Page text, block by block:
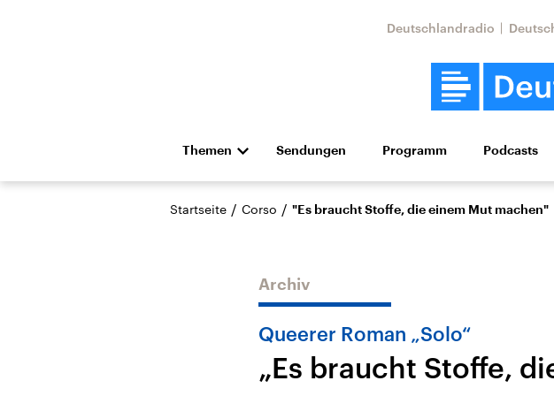
Deutschlandradio
Themen
Die Nachrichten Politik Wirtschaft Wissen
Hörspiel und Feature Musik
Landtagswahl Sachsen-
Anhalt 2026
USA
Sendungen Programm Podcasts
Startseite / Corso / "Es braucht Stoffe, die einem Mut machen"
Archiv
Queerer Roman „Solo“
„Es braucht Stoffe,